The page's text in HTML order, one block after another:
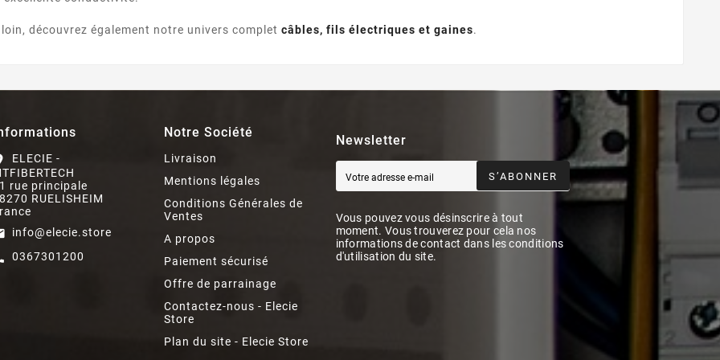
découvrez également notre univers completcâbles, fils électriques et gaines.
ELECIE -
rue principale
RUELISHEIM
info@elecie.store
0367301200
Notre Société
Livraison
Mentions légales
Conditions Générales de
Ventes
A propos
Paiement sécurisé
Offre de parrainage
Contactez-nous - Elecie
Store
Plan du site - Elecie Store
Newsletter
S’ABONNER
Vous pouvez vous désinscrire à tout
moment. Vous trouverez pour cela nos
informations de contact dans les conditions
d'utilisation du site.